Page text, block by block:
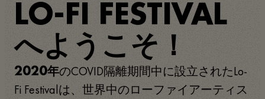
LO-FI FESTIVAL
へようこそ！
2020年のCOVID隔離期間中に設立されたLo-
Fi Festivalは、世界中のローファイアーティス